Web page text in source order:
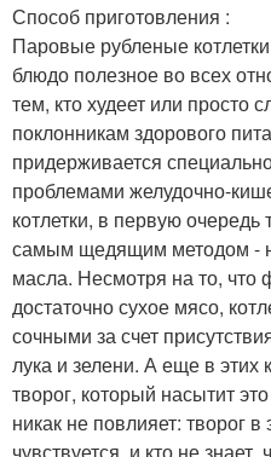
Способ приготовления :
Паровые рубленые
блюдо полезное во всех
тем, кто худеет или просто
поклонникам здорового
придерживается
проблемами желудочно-
котлетки, в первую
самым щедящим методом -
масла. Несмотря на то, что
достаточно сухое мясо,
сочными за счет
лука и зелени. А еще в этих
творог, который насытит
никак не повлияет: творог
чувствуется, и кто не знает,